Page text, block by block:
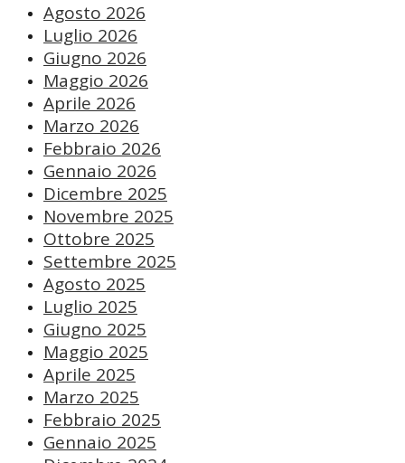
Agosto 2026
Luglio 2026
Giugno 2026
Maggio 2026
Aprile 2026
Marzo 2026
Febbraio 2026
Gennaio 2026
Dicembre 2025
Novembre 2025
Ottobre 2025
Settembre 2025
Agosto 2025
Luglio 2025
Giugno 2025
Maggio 2025
Aprile 2025
Marzo 2025
Febbraio 2025
Gennaio 2025